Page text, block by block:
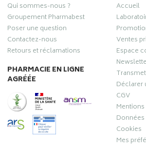
Qui sommes-nous ?
Groupement Pharmabest
Poser une question
Contactez-nous
Retours et réclamations
PHARMACIE EN LIGNE
AGRÉÉE
Accueil
Ventes
Espace
Déclarer
CGV
Cookies
Mes